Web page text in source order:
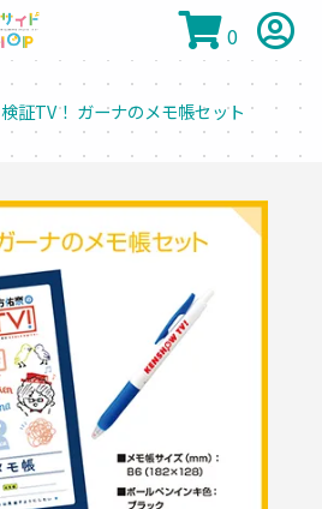
0
検証TV！ ガーナのメモ帳セット